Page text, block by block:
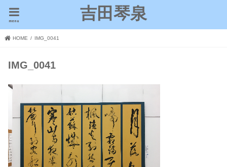
吉田琴泉
menu
HOME IMG_0041
IMG_0041